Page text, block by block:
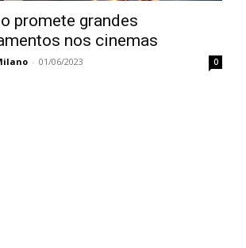
promete grandes
nos cinemas
- 01/06/2023 0